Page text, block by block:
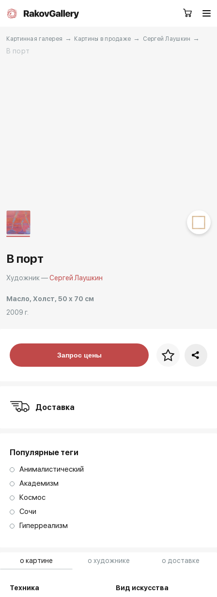
Другие проекты
Картинная галерея → Картины в продаже → Сергей Лаушкин
→
В порт
о картине о художнике о доставке
Техника
Вид искусства
В порт
Художник —Сергей Лаушкин
Масло, Холст, 50 x 70 см
2009 г.
Цена за багетЗапрос цены
Доставка
Популярные теги
Анималистический
Академизм
Космос
Сочи
Гиперреализм